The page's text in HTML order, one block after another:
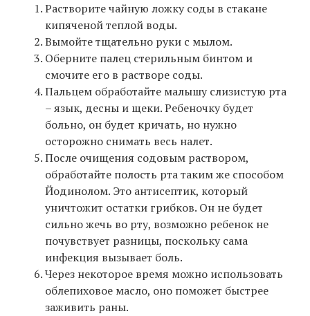
Растворите чайную ложку соды в стакане
кипяченой теплой воды.
Вымойте тщательно руки с мылом.
Оберните палец стерильным бинтом и
смочите его в растворе соды.
Пальцем обработайте малышу слизистую рта
– язык, десны и щеки. Ребеночку будет
больно, он будет кричать, но нужно
осторожно снимать весь налет.
После очищения содовым раствором,
обработайте полость рта таким же способом
Йодинолом. Это антисептик, который
уничтожит остатки грибков. Он не будет
сильно жечь во рту, возможно ребенок не
почувствует разницы, поскольку сама
инфекция вызывает боль.
Через некоторое время можно использовать
облепиховое масло, оно поможет быстрее
заживить раны.